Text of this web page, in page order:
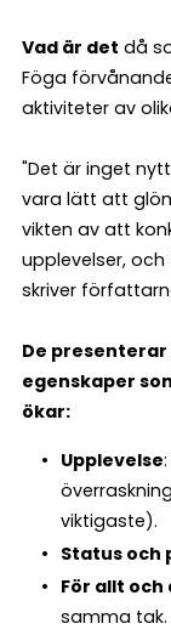
Vad är det då
Föga
aktiviteter av
"Det är inget
vara lätt att
vikten av att
upplevelser,
skriver
De presenterar
egenskaper
ökar:
Upplevelse
viktigaste).
Status och
För allt och
samma tak.